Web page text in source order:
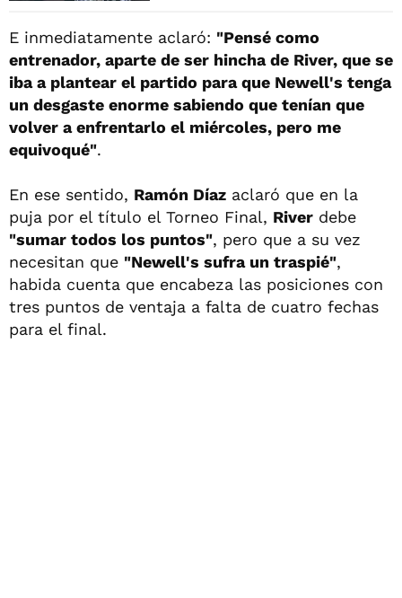
E inmediatamente aclaró: "Pensé como
entrenador, aparte de ser hincha de River, que se
iba a plantear el partido para que Newell's tenga
un desgaste enorme sabiendo que tenían que
volver a enfrentarlo el miércoles, pero me
equivoqué".
En ese sentido, Ramón Díaz aclaró que en la
puja por el título el Torneo Final, River debe
"sumar todos los puntos", pero que a su vez
necesitan que "Newell's sufra un traspié",
habida cuenta que encabeza las posiciones con
tres puntos de ventaja a falta de cuatro fechas
para el final.